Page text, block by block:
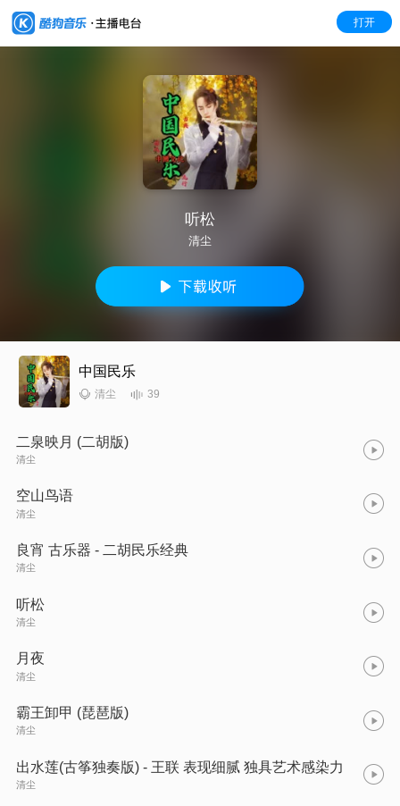
打开
听松
清尘
中国民乐
清尘 39
二泉映月 (二胡版)
清尘
空山鸟语
清尘
良宵 古乐器 - 二胡民乐经典
清尘
听松
清尘
月夜
清尘
霸王卸甲 (琵琶版)
清尘
出水莲(古筝独奏版) - 王联 表现细腻 独具艺术感染力
清尘